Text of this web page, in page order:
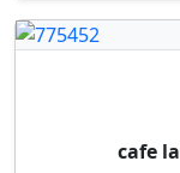
cafe